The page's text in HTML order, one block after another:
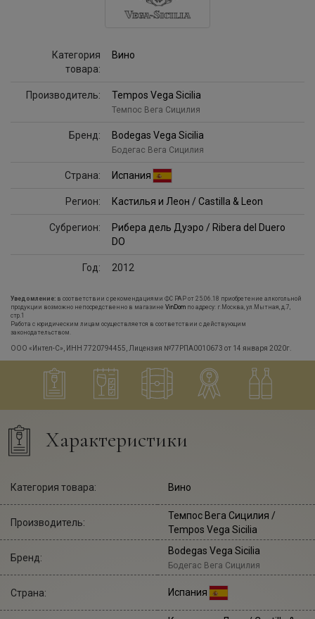
Категория
товара:
Вино
Производитель: Tempos Vega Sicilia
Темпос Вега Сицилия
Бренд: Bodegas Vega Sicilia
Бодегас Вега Сицилия
Страна: Испания
Регион: Кастилья и Леон / Castilla & Leon
Субрегион:
Рибера дель Дуэро / Ribera del Duero
DO
Год: 2012
Уведомление: в соответствии с рекомендациями ФС РАР от 25.06.18 приобретение алкогольной
продукции возможно непосредственно в магазине VinDom по адресу: г.Москва, ул.Мытная, д.7,
стр.1
Работа с юридическим лицам осуществляется в соответствии с действующим
законодательством.
ООО «Интел-С», ИНН 7720794455, Лицензия №77РПА0010673 от 14 января 2020г.
Характеристики
Категория товара: Вино
Производитель:
Темпос Вега Сицилия /
Tempos Vega Sicilia
Бренд:
Bodegas Vega Sicilia
Бодегас Вега Сицилия
Страна: Испания